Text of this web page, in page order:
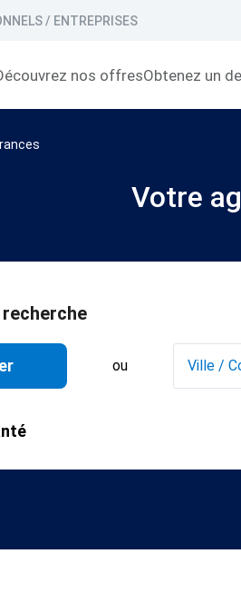
/ ENTREPRISES
nos offresObtenez un
Votre
ou